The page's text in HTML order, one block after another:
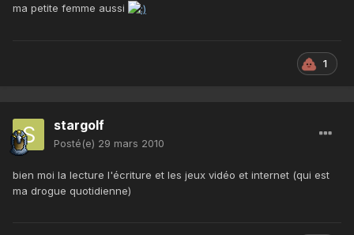
ma petite femme aussi
1
stargolf
Posté(e) 29 mars 2010
bien moi la lecture l'écriture et les jeux vidéo et internet (qui est
ma drogue quotidienne)